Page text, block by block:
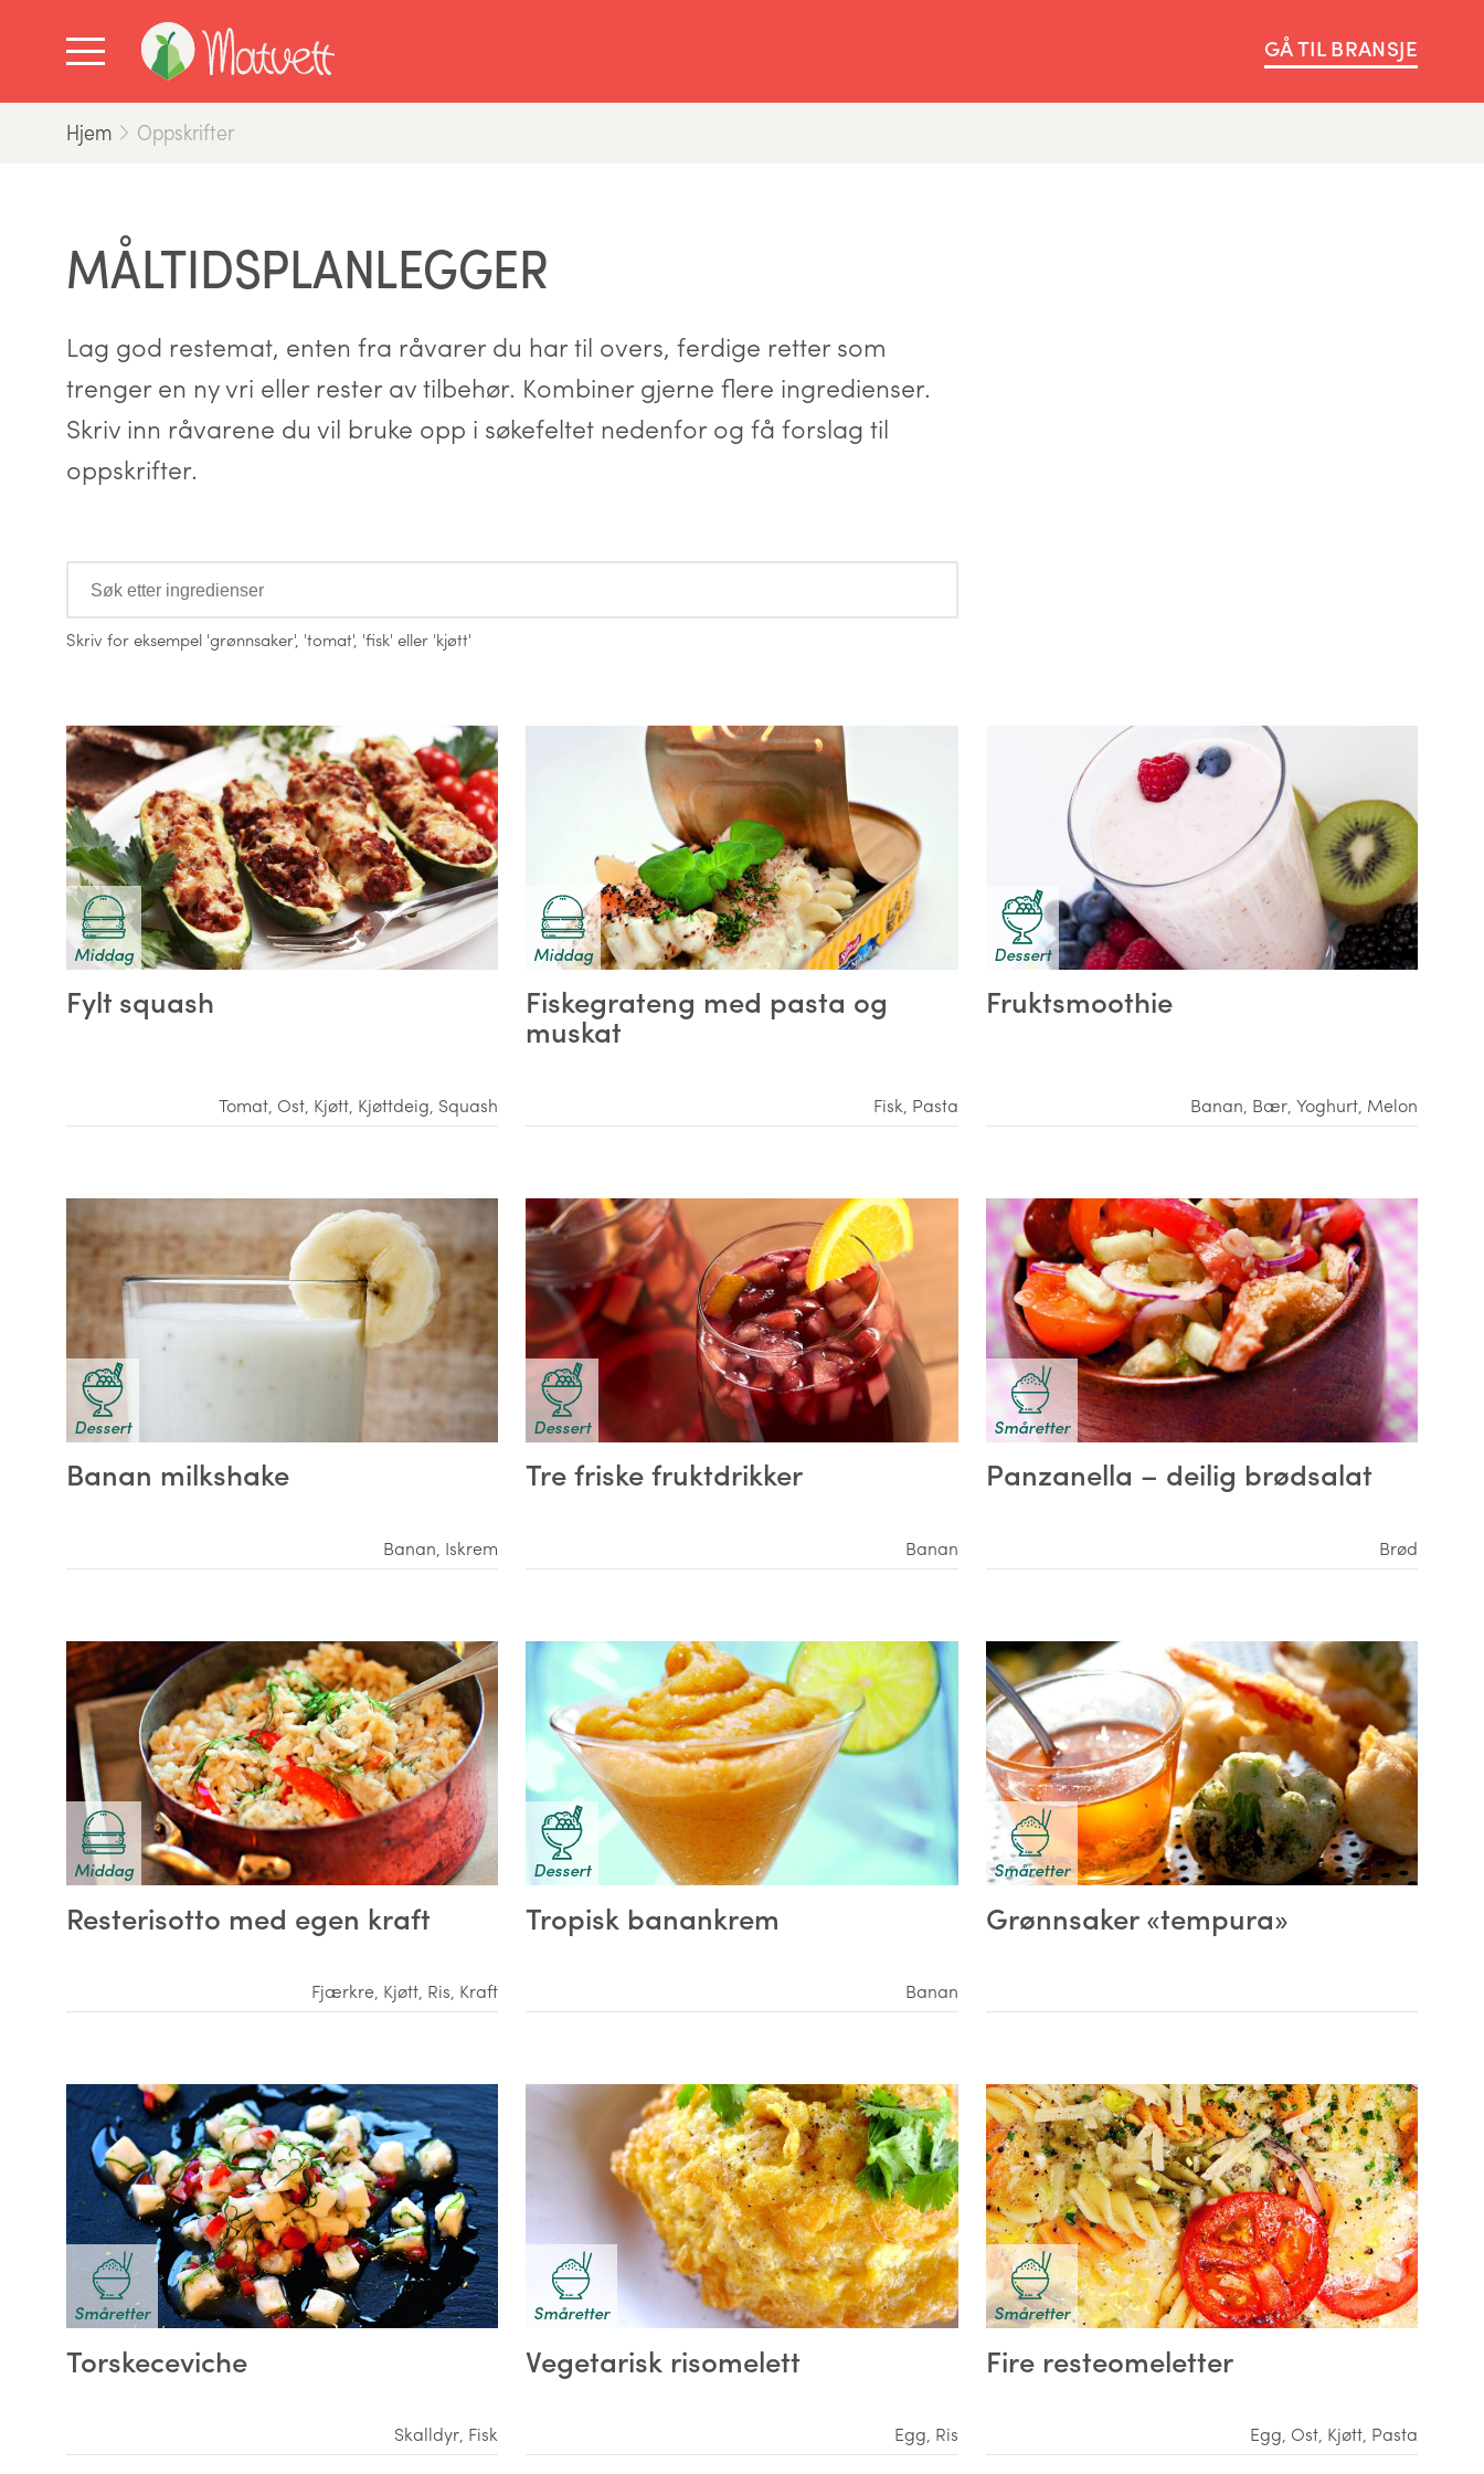
GÅ TIL BRANSJE
Hjem Oppskrifter
MÅLTIDSPLANLEGGER
Lag god restemat, enten fra råvarer du har til overs, ferdige retter som
trenger en ny vri eller rester av tilbehør. Kombiner gjerne flere ingredienser.
Skriv inn råvarene du vil bruke opp i søkefeltet nedenfor og få forslag til
oppskrifter.
Ingredienser
Skriv for eksempel 'grønnsaker', 'tomat', 'fisk' eller 'kjøtt'
Oppskrifter
Middag
Fylt squash
Tomat, Ost, Kjøtt, Kjøttdeig, Squash
Middag
Fiskegrateng med pasta og
muskat
Fisk, Pasta
Dessert
Fruktsmoothie
Banan, Bær, Yoghurt, Melon
Dessert
Banan milkshake
Banan, Iskrem
Dessert
Tre friske fruktdrikker
Banan
Småretter
Panzanella – deilig brødsalat
Brød
Middag
Resterisotto med egen kraft
Fjærkre, Kjøtt, Ris, Kraft
Dessert
Tropisk banankrem
Banan
Småretter
Grønnsaker «tempura»
Småretter
Torskeceviche
Skalldyr, Fisk
Småretter
Vegetarisk risomelett
Egg, Ris
Småretter
Fire resteomeletter
Egg, Ost, Kjøtt, Pasta